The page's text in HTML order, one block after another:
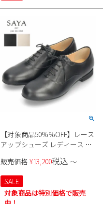
【対象商品50%%OFF】レース
アップシューズ レディース 本
SAYA 51190 サヤ ブラック アイ
ボリー 紐靴 履きやすい 日本製
販売価格 ¥13,200税込 〜
SALE
対象商品は特別価格で販売